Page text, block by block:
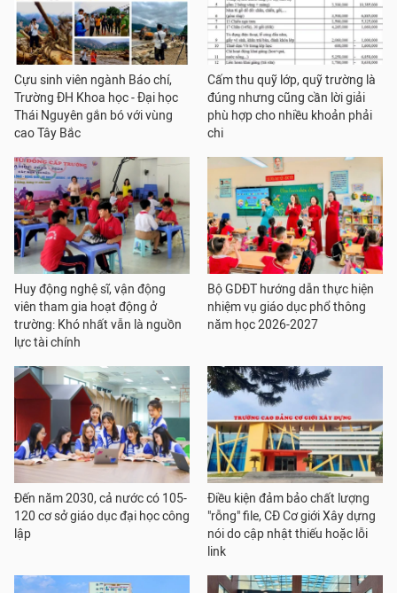
Cựu sinh viên ngành Báo chí,
Trường ĐH Khoa học - Đại học
Thái Nguyên gắn bó với vùng
cao Tây Bắc
Cấm thu quỹ lớp, quỹ trường là
đúng nhưng cũng cần lời giải
phù hợp cho nhiều khoản phải
chi
Huy động nghệ sĩ, vận động
viên tham gia hoạt động ở
trường: Khó nhất vẫn là nguồn
lực tài chính
Bộ GDĐT hướng dẫn thực hiện
nhiệm vụ giáo dục phổ thông
năm học 2026-2027
Đến năm 2030, cả nước có 105-
120 cơ sở giáo dục đại học công
lập
Điều kiện đảm bảo chất lượng
"rỗng" file, CĐ Cơ giới Xây dựng
nói do cập nhật thiếu hoặc lỗi
link